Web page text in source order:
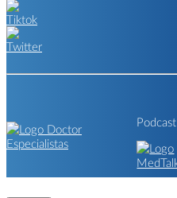
Podcast